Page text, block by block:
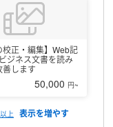
対応いたします。
【対応可能なお
● ナショナルクラ
【強み】● ヒアリ
な解決策をご提
校正・編集】Web記
ジネス文書を読み
善します
50,000 円~
上